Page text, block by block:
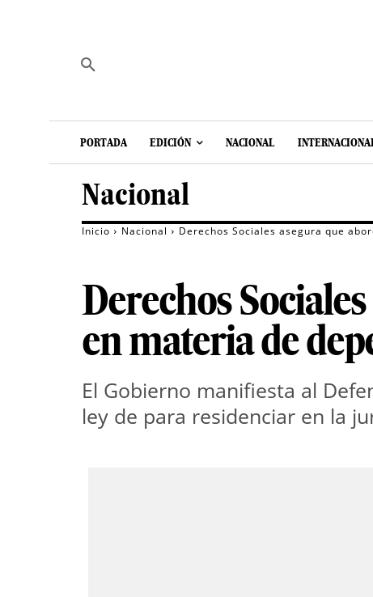
PORTADA EDICIÓN NACIONAL
Nacional
Inicio Nacional Derechos Sociales asegura que
Derechos
en materia de
El Gobierno manifiesta al
ley de para residenciar en la